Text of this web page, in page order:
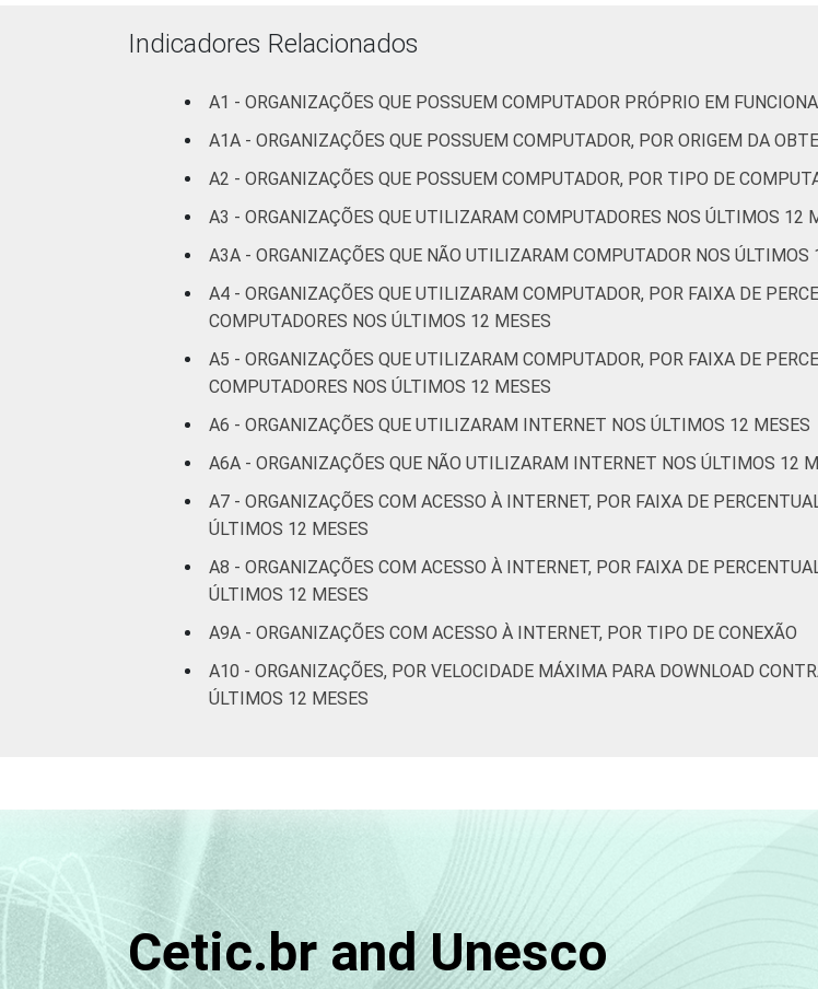
Fonte: CGI.br/NIC.br, Centro Regional de Estudos para o Desenvolvimento da
Tecnologias de Informação e Comunicação nas organizações sem fins lucrativos
Indicadores Relacionados
A1 - ORGANIZAÇÕES QUE POSSUEM COMPUTADOR PRÓPRIO EM
A1A - ORGANIZAÇÕES QUE POSSUEM COMPUTADOR, POR ORIGEM DA
A2 - ORGANIZAÇÕES QUE POSSUEM COMPUTADOR, POR TIPO DE
A3 - ORGANIZAÇÕES QUE UTILIZARAM COMPUTADORES NOS ÚLTIMOS 12
A3A - ORGANIZAÇÕES QUE NÃO UTILIZARAM COMPUTADOR NOS
A4 - ORGANIZAÇÕES QUE UTILIZARAM COMPUTADOR, POR FAIXA DE
COMPUTADORES NOS ÚLTIMOS 12 MESES
A5 - ORGANIZAÇÕES QUE UTILIZARAM COMPUTADOR, POR FAIXA DE
COMPUTADORES NOS ÚLTIMOS 12 MESES
A6 - ORGANIZAÇÕES QUE UTILIZARAM INTERNET NOS ÚLTIMOS 12 MESES
A6A - ORGANIZAÇÕES QUE NÃO UTILIZARAM INTERNET NOS ÚLTIMOS 12
A7 - ORGANIZAÇÕES COM ACESSO À INTERNET, POR FAIXA DE
ÚLTIMOS 12 MESES
A8 - ORGANIZAÇÕES COM ACESSO À INTERNET, POR FAIXA DE
ÚLTIMOS 12 MESES
A9A - ORGANIZAÇÕES COM ACESSO À INTERNET, POR TIPO DE CONEXÃO
A10 - ORGANIZAÇÕES, POR VELOCIDADE MÁXIMA PARA DOWNLOAD
ÚLTIMOS 12 MESES
Cetic.br and Unesco